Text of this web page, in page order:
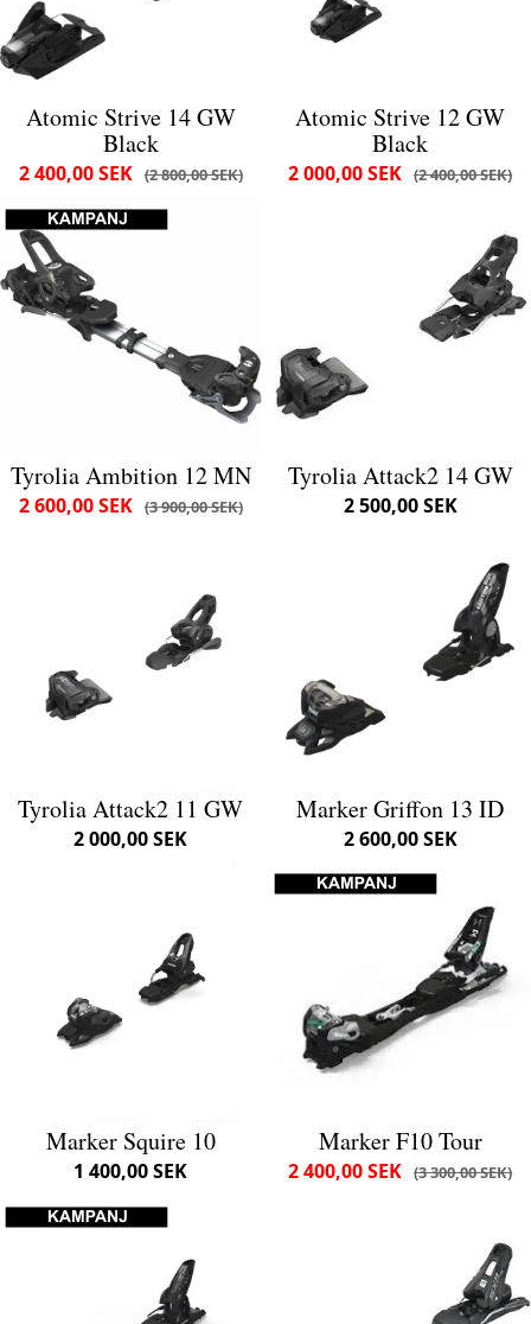
Atomic Strive 14 GW
Black
2 800,00 SEK
2 400,00 SEK
Atomic Strive 12 GW
Black
2 400,00 SEK
2 000,00 SEK
Tyrolia Ambition 12 MN
3 900,00 SEK
2 600,00 SEK
Tyrolia Attack2 14 GW
2 500,00 SEK
Tyrolia Attack2 11 GW
2 000,00 SEK
Marker Griffon 13 ID
2 600,00 SEK
Marker Squire 10
1 400,00 SEK
Marker F10 Tour
3 300,00 SEK
2 400,00 SEK